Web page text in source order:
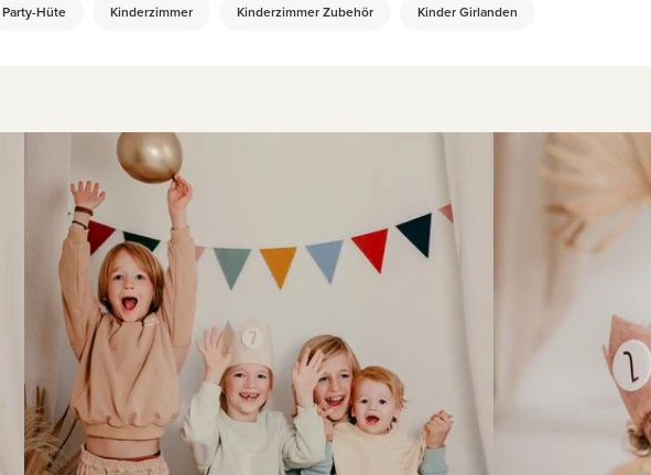
Party-Hüte Kinderzimmer Kinderzimmer Zubehör Kinder Girlanden